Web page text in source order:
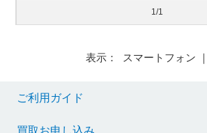
1/1
表示： スマートフォン ｜
ご利用ガイド
買取お申し込み